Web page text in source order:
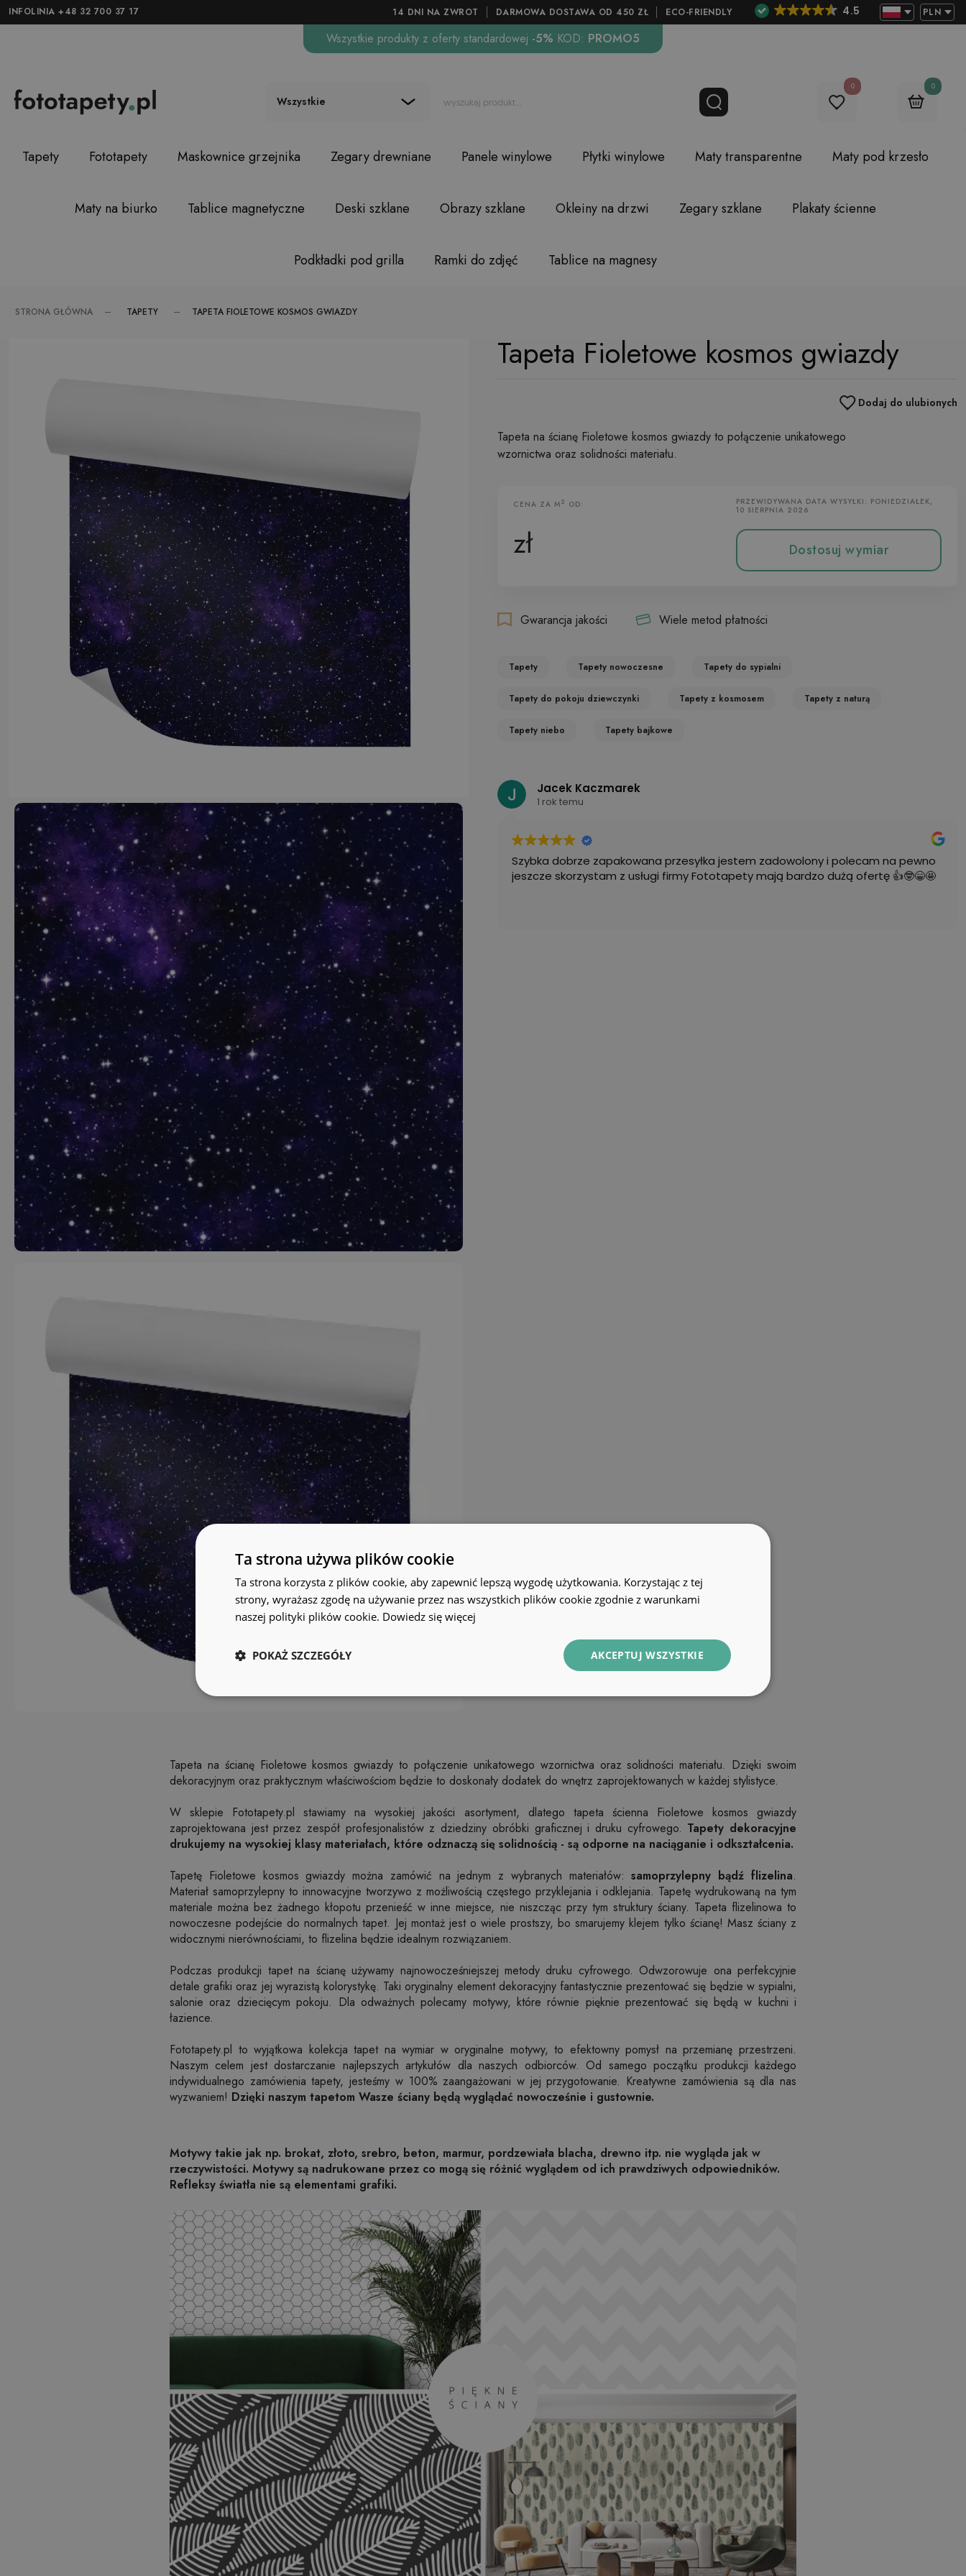
INFOLINIA +48 32 700 37 17 14 DNI NA ZWROT DARMOWA DOSTAWA OD 450 ZŁ ECO-FRIENDLY 4.5 PLN
Wszystkie produkty z oferty standardowej -5% KOD: PROMO5
Wszystkie
0 0
Tapety Fototapety Maskownice grzejnika Zegary drewniane Panele winylowe Płytki winylowe Maty transparentne Maty pod krzesło
Maty na biurko Tablice magnetyczne Deski szklane Obrazy szklane Okleiny na drzwi Zegary szklane Plakaty ścienne
Podkładki pod grilla Ramki do zdjęć Tablice na magnesy
STRONA GŁÓWNA TAPETY TAPETA FIOLETOWE KOSMOS GWIAZDY
Tapeta Fioletowe kosmos gwiazdy
Dodaj do ulubionych
Tapeta na ścianę Fioletowe kosmos gwiazdy to połączenie unikatowego
wzornictwa oraz solidności materiału.
Tapeta Flizelinowa
CENA ZA M2 OD:
zł
PRZEWIDYWANA DATA WYSYŁKI: PONIEDZIAŁEK,
10 SIERPNIA 2026
Dostosuj wymiar
Gwarancja jakości Wiele metod płatności
Tapety Tapety nowoczesne Tapety do sypialni
Tapety do pokoju dziewczynki Tapety z kosmosem Tapety z naturą
Tapety niebo Tapety bajkowe
Jacek Kaczmarek
1 rok temu
Szybka dobrze zapakowana przesyłka jestem zadowolony i polecam na pewno
jeszcze skorzystam z usługi firmy Fototapety mają bardzo dużą ofertę 👍🤓😁🤩
Tapeta na ścianę Fioletowe kosmos gwiazdy to połączenie unikatowego wzornictwa oraz solidności materiału. Dzięki swoim
dekoracyjnym oraz praktycznym właściwościom będzie to doskonały dodatek do wnętrz zaprojektowanych w każdej stylistyce.
W sklepie Fototapety.pl stawiamy na wysokiej jakości asortyment, dlatego tapeta ścienna Fioletowe kosmos gwiazdy
zaprojektowana jest przez zespół profesjonalistów z dziedziny obróbki graficznej i druku cyfrowego. Tapety dekoracyjne
drukujemy na wysokiej klasy materiałach, które odznaczą się solidnością - są odporne na naciąganie i odkształcenia.
Tapetę Fioletowe kosmos gwiazdy można zamówić na jednym z wybranych materiałów:samoprzylepny bądź flizelina.
Materiał samoprzylepny to innowacyjne tworzywo z możliwością częstego przyklejania i odklejania. Tapetę wydrukowaną na tym
materiale można bez żadnego kłopotu przenieść w inne miejsce, nie niszcząc przy tym struktury ściany. Tapeta flizelinowa to
nowoczesne podejście do normalnych tapet. Jej montaż jest o wiele prostszy, bo smarujemy klejem tylko ścianę! Masz ściany z
widocznymi nierównościami, to flizelina będzie idealnym rozwiązaniem.
Podczas produkcji tapet na ścianę używamy najnowocześniejszej metody druku cyfrowego. Odwzorowuje ona perfekcyjnie
detale grafiki oraz jej wyrazistą kolorystykę. Taki oryginalny element dekoracyjny fantastycznie prezentować się będzie w sypialni,
salonie oraz dziecięcym pokoju. Dla odważnych polecamy motywy, które równie pięknie prezentować się będą w kuchni i
łazience.
Fototapety.pl to wyjątkowa kolekcja tapet na wymiar w oryginalne motywy, to efektowny pomysł na przemianę przestrzeni.
Naszym celem jest dostarczanie najlepszych artykułów dla naszych odbiorców. Od samego początku produkcji każdego
indywidualnego zamówienia tapety, jesteśmy w 100% zaangażowani w jej przygotowanie. Kreatywne zamówienia są dla nas
wyzwaniem! Dzięki naszym tapetom Wasze ściany będą wyglądać nowocześnie i gustownie.
Motywy takie jak np. brokat, złoto, srebro, beton, marmur, pordzewiała blacha, drewno itp. nie wygląda jak w
rzeczywistości. Motywy są nadrukowane przez co mogą się różnić wyglądem od ich prawdziwych odpowiedników.
Refleksy światła nie są elementami grafiki.
Ta strona używa plików cookie
Ta strona korzysta z plików cookie, aby zapewnić lepszą wygodę użytkowania. Korzystając z tej
strony, wyrażasz zgodę na używanie przez nas wszystkich plików cookie zgodnie z warunkami
naszej polityki plików cookie. Dowiedz się więcej
AKCEPTUJ WSZYSTKIE
POKAŻ SZCZEGÓŁY